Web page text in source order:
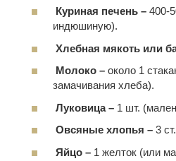
Куриная печень – 400-
индюшиную).
Хлебная мякоть или
Молоко – около 1
замачивания хлеба).
Луковица – 1 шт.
Овсяные хлопья – 3 ст.
Яйцо – 1 желток (или